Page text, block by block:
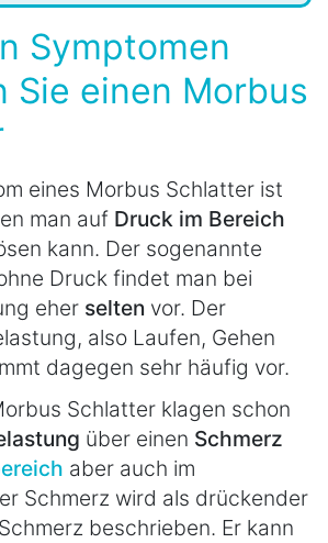
Symptomen
Sie einen Morbus
eines Morbus Schlatter ist
man auf Druck im Bereich
kann. Der sogenannte
Druck findet man bei
eher selten vor. Der
also Laufen, Gehen
dagegen sehr häufig vor.
Schlatter klagen schon
über einen Schmerz
aber auch im
Schmerz wird als drückender
beschrieben. Er kann